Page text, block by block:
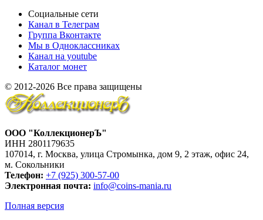
Социальные сети
Канал в Телеграм
Группа Вконтакте
Мы в Одноклассниках
Канал на youtube
Каталог монет
© 2012-2026 Все права защищены
ООО "КоллекционерЪ"
ИНН 2801179635
107014, г. Москва, улица Стромынка, дом 9, 2 этаж, офис 24,
м. Сокольники
Телефон: +7 (925) 300-57-00
Электронная почта: info@coins-mania.ru
Полная версия